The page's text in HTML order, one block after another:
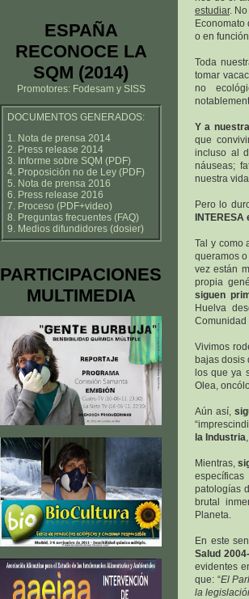
estudiar.
Economato
o en
Toda
tomar
no
Y a
que
incluso al
náuseas;
nuestra
Pero lo
Tal y como
queramos
vez están
propia
siguen
Huelva
Comunidad
Vivimos
bajas dosis
los que ya
Olea,
Aún así,
la Industria
Mientras,
patologías
brutal
Planeta.
En este
Salud
evidentes
que: “El
la
ESPAÑA
RECONOCE LA
SQM (2014)
Promotores: Fodesam y SISS
DOCUMENTOS GENERADOS:
1. Nota de prensa 2014
2. Press release 2014
3. Informe sobre SQM (PDF)
4. Proposición no de Ley (PDF)
5. Nota de prensa 2016
6. Press release 2016
7. Proceso (PDF+video)
8. Preguntas frecuentes (FAQ)
9. Medios difundidores (dosier)
PARTICIPACIONES
MULTIMEDIA